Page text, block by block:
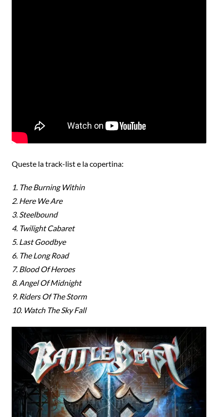
Queste la track-list e la copertina:
1. The Burning Within
2. Here We Are
3. Steelbound
4. Twilight Cabaret
5. Last Goodbye
6. The Long Road
7. Blood Of Heroes
8. Angel Of Midnight
9. Riders Of The Storm
10. Watch The Sky Fall